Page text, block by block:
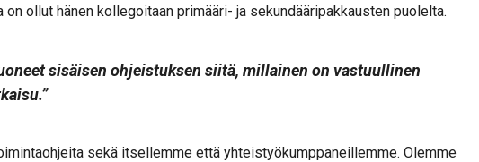
on ollut hänen kollegoitaan primääri- ja sekundääripakkausten puolelta.
sisäisen ohjeistuksen siitä, millainen on vastuullinen
sekä itsellemme että yhteistyökumppaneillemme. Olemme